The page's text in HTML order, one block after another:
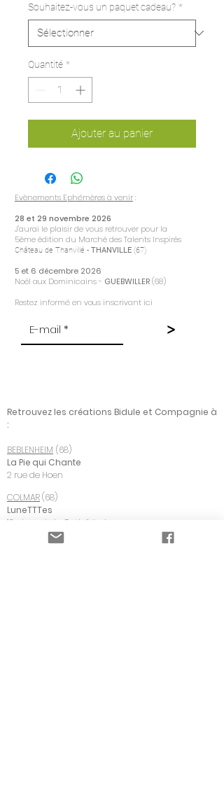
Souhaitez-vous un paquet cadeau? *
Quantité *
Ajouter au panier
Evènements Ephémères à venir:
28 et 29 novembre 2026
J'aurai le plaisir de vous retrouver pour la
5èmeédition du Marché des Talents Inspirés
Château de Thanvillé - THANVILLE (67)
5 et 6 décembre 2026
Noël aux Dominicains - GUEBWILLER(68)
Restez informé en vous inscrivant ici
>
Retrouvez les créations Bidule et Compagnie à
:
BEBLENHEIM (68)
La Pie qui Chante
2 rue de Hoen
COLMAR(68)
LuneTTTes
13 place de la Cathédrale
DAMBACH LA VILLE